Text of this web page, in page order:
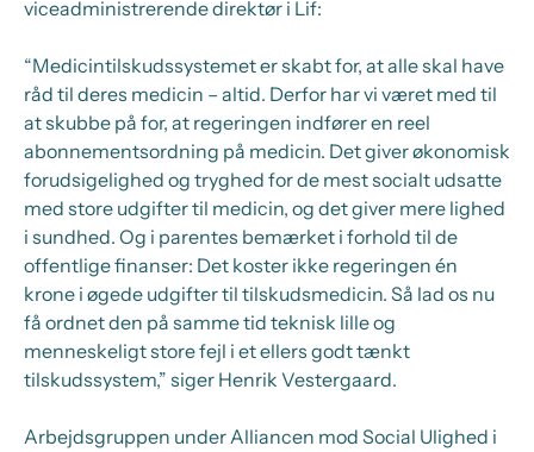
viceadministrerende direktør i Lif:
“Medicintilskudssystemet er skabt for, at alle skal have
råd til deres medicin – altid. Derfor har vi været med til
at skubbe på for, at regeringen indfører en reel
abonnementsordning på medicin. Det giver økonomisk
forudsigelighed og tryghed for de mest socialt udsatte
med store udgifter til medicin, og det giver mere lighed
i sundhed. Og i parentes bemærket i forhold til de
offentlige finanser: Det koster ikke regeringen én
krone i øgede udgifter til tilskudsmedicin. Så lad os nu
få ordnet den på samme tid teknisk lille og
menneskeligt store fejl i et ellers godt tænkt
tilskudssystem,” siger Henrik Vestergaard.
Arbejdsgruppen under Alliancen mod Social Ulighed i